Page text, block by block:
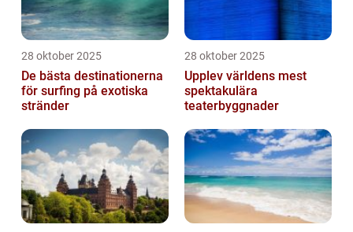
28 oktober 2025
De bästa destinationerna
för surfing på exotiska
stränder
28 oktober 2025
Upplev världens mest
spektakulära
teaterbyggnader